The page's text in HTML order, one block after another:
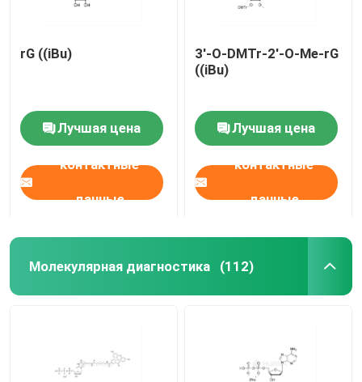
rG ((iBu)
Лучшая цена
контактные
данные
3'-O-DMTr-2'-O-Me-rG
((iBu)
Лучшая цена
контактные
данные
Молекулярная диагностика (112)